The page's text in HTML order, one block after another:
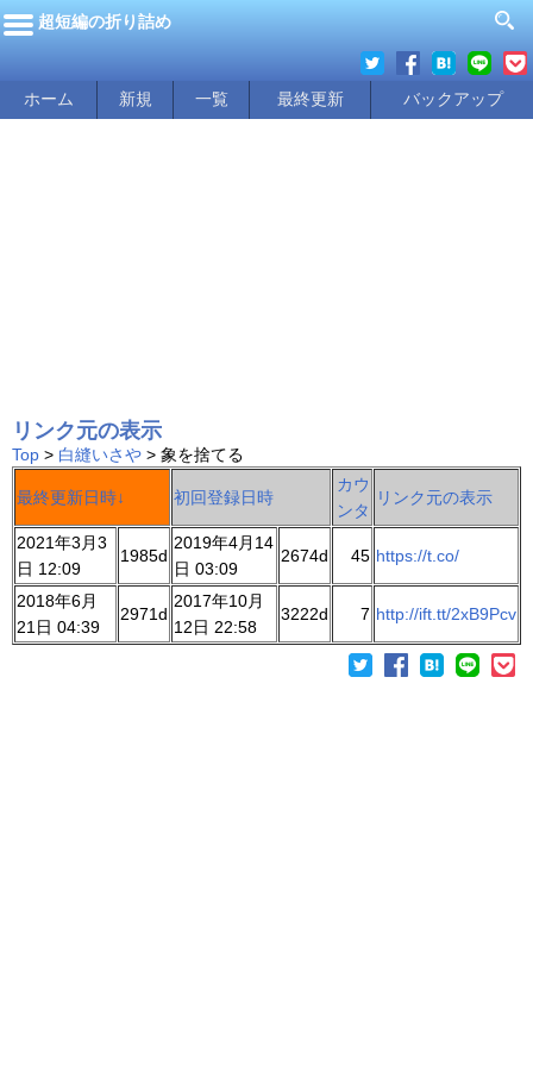
超短編の折り詰め
ホーム 新規 一覧 最終更新 バックアップ
リンク元の表示
Top > 白縫いさや > 象を捨てる
最終更新日時↓ 初回登録日時
カウ
ンタ
リンク元の表示
2021年3月3
日 12:09
1985d
2019年4月14
日 03:09
2674d 45 https://t.co/
2018年6月
21日 04:39
2971d
2017年10月
12日 22:58
3222d 7 http://ift.tt/2xB9Pcv